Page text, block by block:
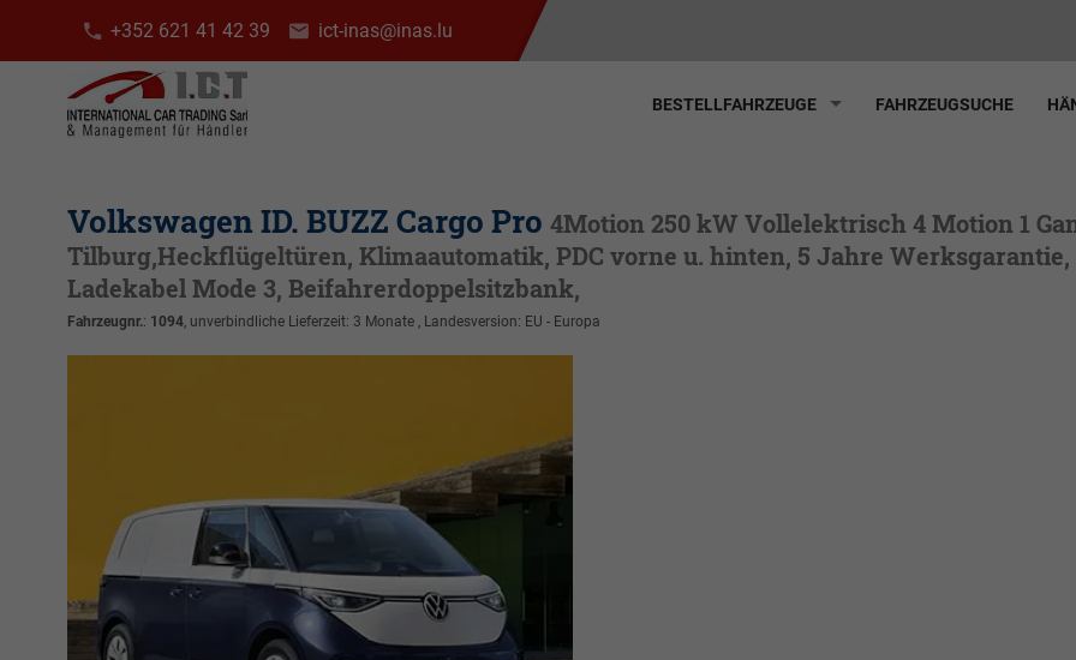
+352 621 41 42 39 ict-inas@inas.lu
BESTELLFAHRZEUGE FAHRZEUGSUCHE
Volkswagen ID. BUZZ Cargo Pro 4Motion 250 kW Vollelektrisch 4 Motion 1
Tilburg,Heckflügeltüren, Klimaautomatik, PDC vorne u. hinten, 5 Jahre
Ladekabel Mode 3, Beifahrerdoppelsitzbank,
Fahrzeugnr.: 1094 , unverbindliche Lieferzeit: 3 Monate , Landesversion: EU - Europa